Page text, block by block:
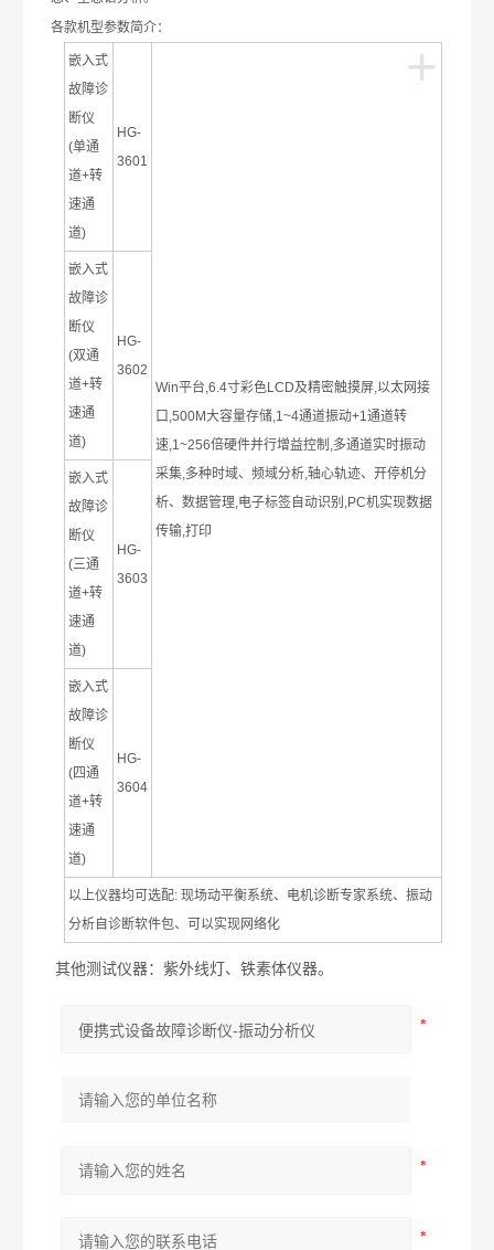
各款机型参数简介：
+
嵌入式
故障诊
断仪
(单通
道+转
速通
道)
HG-
3601
Win平台,6.4寸彩色LCD及精密触摸屏,以太网接
口 ,500M大容量存储,1~4通道振动+1通道转
速,1~256倍硬件并行增益控制 ,多通道实时振动
采集,多种时域、频域分析,轴心轨迹、开停机分
析、数据管理,电子标签自动识别 ,PC机实现数据
传输,打印
嵌入式
故障诊
断仪
(双通
道+转
速通
道)
HG-
3602
嵌入式
故障诊
断仪
(三通
道+转
速通
道)
HG-
3603
嵌入式
故障诊
断仪
(四通
道+转
速通
道)
HG-
3604
以上仪器均可选配:现场动平衡系统、电机诊断专家系统、振动
分析自诊断软件包、可以实现网络化
其他测试仪器：紫外线灯、铁素体仪器。